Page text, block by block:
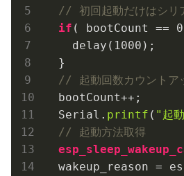
// 初回起動だけはシリ
if ( bootCount == 0
    delay(
1000 );
  }
// 起動回数カウントア
  bootCount++;
  Serial.
printf ( "起
// 起動方法取得
wakeup_reason =